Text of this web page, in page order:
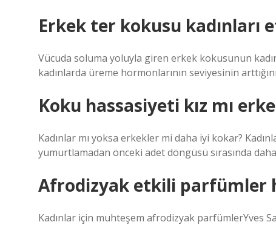
Erkek ter kokusu kadınları
Vücuda soluma yoluyla giren erkek kokusunun
kadınlarda üreme hormonlarının seviyesinin
Koku hassasiyeti kız mı
Kadınlar mı yoksa erkekler mi daha iyi kokar?
yumurtlamadan önceki adet döngüsü sırasında
Afrodizyak etkili parfümler
Kadınlar için muhteşem afrodizyak parfümlerYves